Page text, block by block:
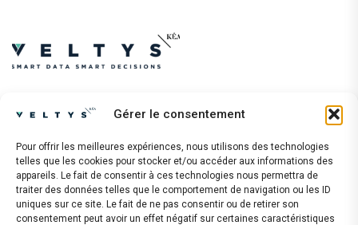
Gérer le consentement
Pour offrir les meilleures expériences, nous utilisons des technologies
telles que les cookies pour stocker et/ou accéder aux informations des
appareils. Le fait de consentir à ces technologies nous permettra de
traiter des données telles que le comportement de navigation ou les ID
uniques sur ce site. Le fait de ne pas consentir ou de retirer son
consentement peut avoir un effet négatif sur certaines caractéristiques
France
Contact :
+ 33 1 87 44 69 70